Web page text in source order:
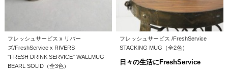
フレッシュサービス x リバー
ズ/FreshService x RIVERS
"FRESH DRINK SERVICE" WALLMUG
BEARL SOLID（全3色）
フレッシュサービス /FreshService
STACKING MUG（全2色）
日々の生活にFreshService